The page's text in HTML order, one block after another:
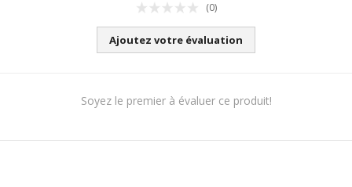
(0)
Ajoutez votre évaluation
Soyez le premier à évaluer ce produit!